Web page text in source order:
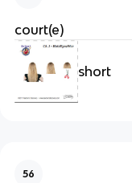
court(e)
short
56